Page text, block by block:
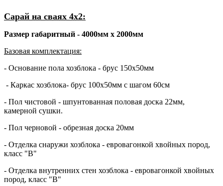
Сарай на сваях 4х2:
Размер габаритный - 4000мм х 2000мм
Базовая комплектация:
- Основание пола хозблока - брус 150х50мм
- Каркас хозблока- брус 100х50мм с шагом 60см
- Пол чистовой - шпунтованная половая доска 22мм,
камерной сушки.
- Пол черновой - обрезная доска 20мм
- Отделка снаружи хозблока - евровагонкой хвойных пород,
класс "В"
- Отделка внутренних стен хозблока - евровагонкой хвойных
пород, класс "В"